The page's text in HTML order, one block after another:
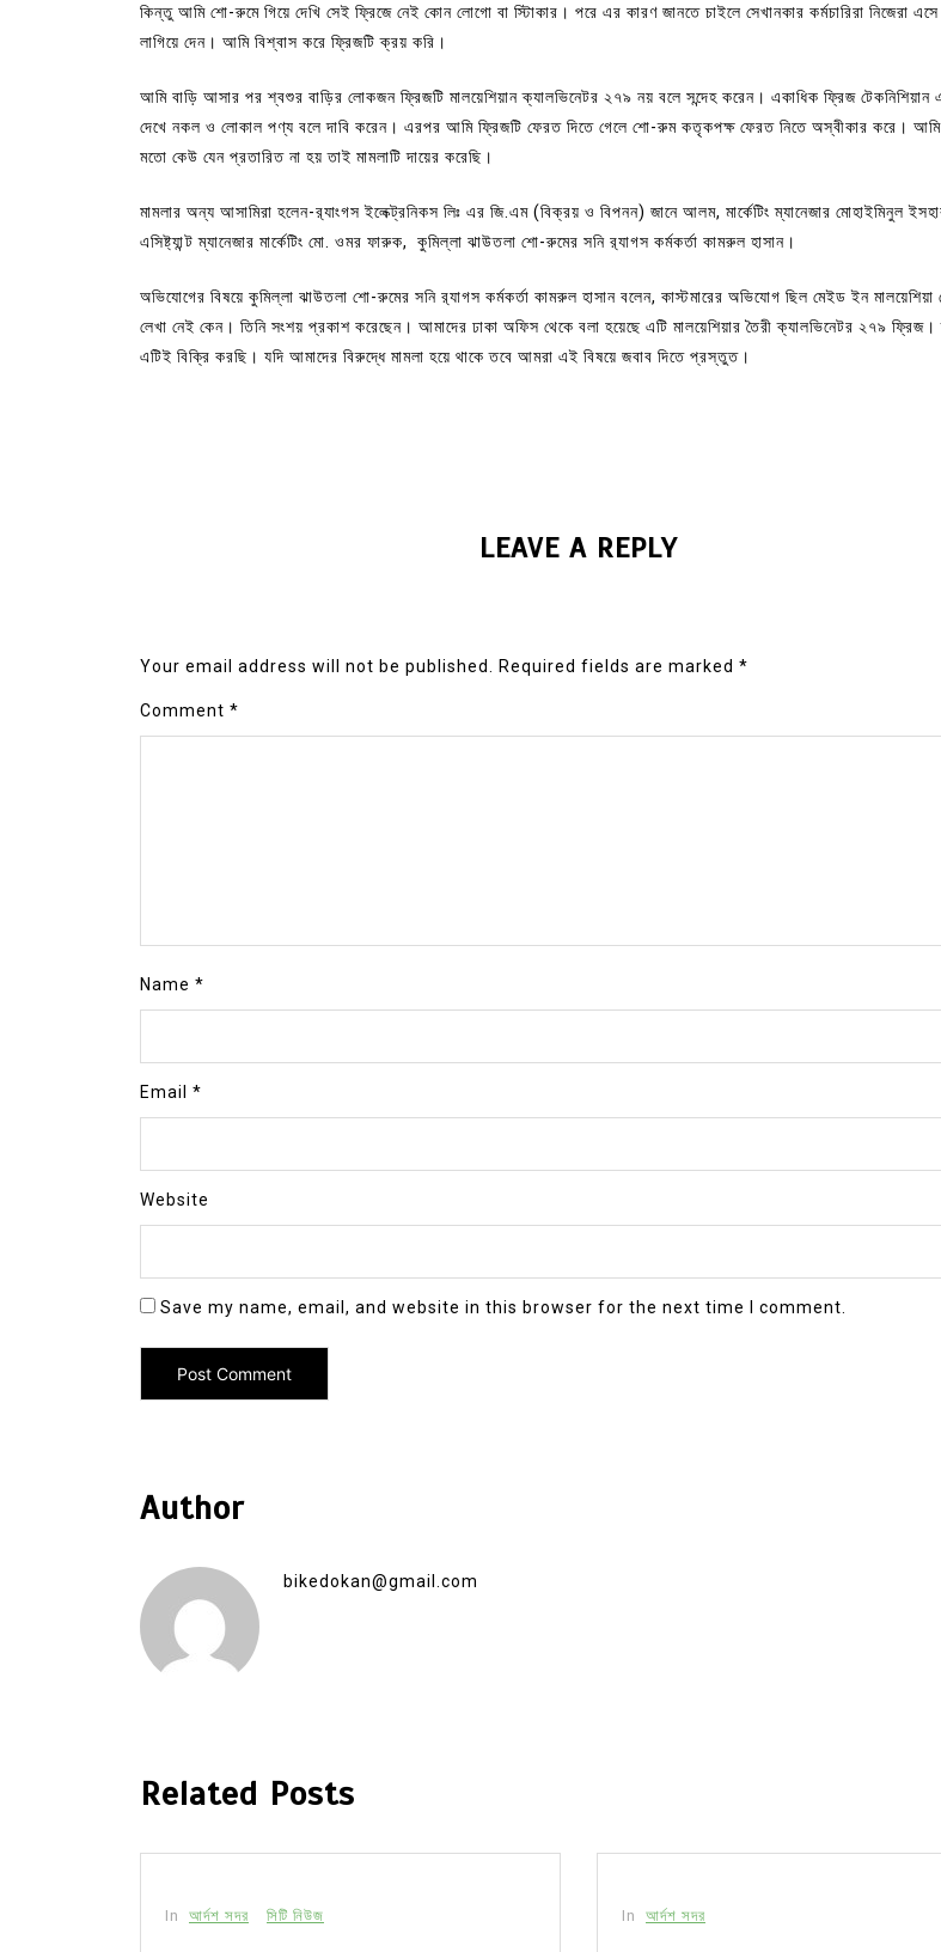
কিন্তু আমি শো-রুমে গিয়ে দেখি সেই ফ্রিজে নেই কোন লোগো বা স্টিাকার। পরে এর কারণ জানতে চাইলে সেখানকার কর্মচারিরা নিজেরা
লাগিয়ে দেন। আমি বিশ্বাস করে ফ্রিজটি ক্রয় করি।
আমি বাড়ি আসার পর শ্বশুর বাড়ির লোকজন ফ্রিজটি মালয়েশিয়ান ক্যালভিনেটর ২৭৯ নয় বলে সন্দেহ করেন। একাধিক ফ্রিজ টেকনিশিয়ান
দেখে নকল ও লোকাল পণ্য বলে দাবি করেন। এরপর আমি ফ্রিজটি ফেরত দিতে গেলে শো-রুম কতৃকপক্ষ ফেরত নিতে অস্বীকার করে।
মতো কেউ যেন প্রতারিত না হয় তাই মামলাটি দায়ের করেছি।
মামলার অন্য আসামিরা হলেন-র‌্যাংগস ইলেক্ট্রনিকস লিঃ এর জি.এম (বিক্রয় ও বিপনন) জানে আলম, মার্কেটিং ম্যানেজার মোহাইমিনুল
এসিষ্ট্যান্ট ম্যানেজার মার্কেটিং মো. ওমর ফারুক, কুমিল্লা ঝাউতলা শো-রুমের সনি র‌্যাগস কর্মকর্তা কামরুল হাসান।
অভিযোগের বিষয়ে কুমিল্লা ঝাউতলা শো-রুমের সনি র‌্যাগস কর্মকর্তা কামরুল হাসান বলেন, কাস্টমারের অভিযোগ ছিল মেইড ইন মালয়েশিয়া
লেখা নেই কেন। তিনি সংশয় প্রকাশ করেছেন। আমাদের ঢাকা অফিস থেকে বলা হয়েছে এটি মালয়েশিয়ার তৈরী ক্যালভিনেটর ২৭৯
এটিই বিক্রি করছি। যদি আমাদের বিরুদ্ধে মামলা হয়ে থাকে তবে আমরা এই বিষয়ে জবাব দিতে প্রস্তুত।
LEAVE A REPLY
Your email address will not be published. Required fields are marked *
Comment *
Name *
Email *
Website
Save my name, email, and website in this browser for the next time I comment.
Author
bikedokan@gmail.com
Related Posts
In আর্দশ সদর সিটি নিউজ In আর্দশ সদর